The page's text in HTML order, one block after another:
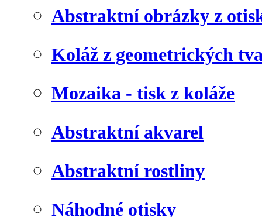
Abstraktní obrázky z
Koláž z geometrických
Mozaika - tisk z koláže
Abstraktní akvarel
Abstraktní rostliny
Náhodné otisky